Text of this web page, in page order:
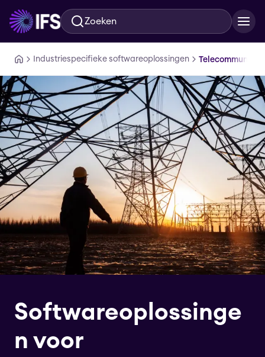
Ga naar hoofdinhoudZoeken
Industriespecifieke softwareoplossingen
Softwareoplossinge
n voor